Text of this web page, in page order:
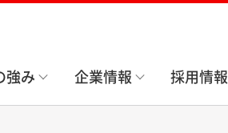
強み 企業情報 採用情報